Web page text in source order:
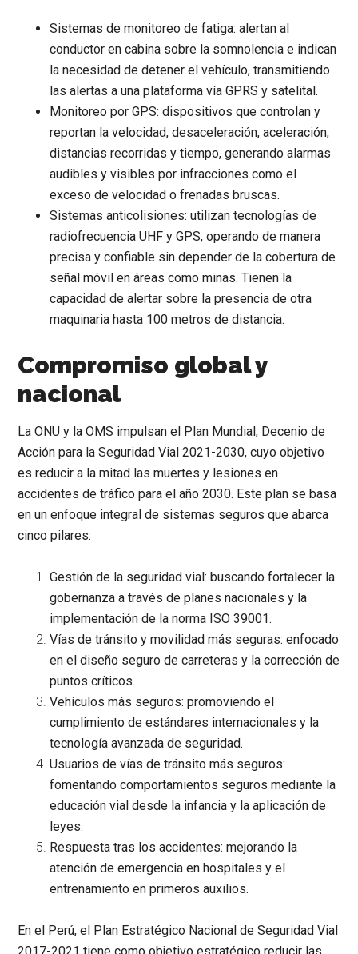
Sistemas de monitoreo de fatiga: alertan al
conductor en cabina sobre la somnolencia e indican
la necesidad de detener el vehículo, transmitiendo
las alertas a una plataforma vía GPRS y satelital.
Monitoreo por GPS: dispositivos que controlan y
reportan la velocidad, desaceleración, aceleración,
distancias recorridas y tiempo, generando alarmas
audibles y visibles por infracciones como el
exceso de velocidad o frenadas bruscas.
Sistemas anticolisiones: utilizan tecnologías de
radiofrecuencia UHF y GPS, operando de manera
precisa y confiable sin depender de la cobertura de
señal móvil en áreas como minas. Tienen la
capacidad de alertar sobre la presencia de otra
maquinaria hasta 100 metros de distancia.
Compromiso global y
nacional
La ONU y la OMS impulsan el Plan Mundial, Decenio de
Acción para la Seguridad Vial 2021-2030, cuyo objetivo
esreducir a la mitad las muertes y lesiones en
accidentes de tráfico para el año 2030. Este plan se basa
en un enfoque integral de sistemas seguros que abarca
cinco pilares:
Gestión de la seguridad vial: buscando fortalecer la
gobernanza a través de planes nacionales y la
implementación de la norma ISO 39001.
Vías de tránsito y movilidad más seguras: enfocado
en el diseño seguro de carreteras y la corrección de
puntos críticos.
Vehículos más seguros: promoviendo el
cumplimiento de estándares internacionales y la
tecnología avanzada de seguridad.
Usuarios de vías de tránsito más seguros:
fomentando comportamientos seguros mediante la
educación vial desde la infancia y la aplicación de
leyes.
Respuesta tras los accidentes: mejorando la
atención de emergencia en hospitales y el
entrenamiento en primeros auxilios.
En el Perú, el Plan Estratégico Nacional de Seguridad Vial